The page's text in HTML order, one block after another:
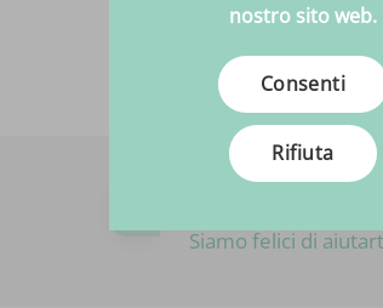
Siamo felici di
nostro sito web.
Consenti
Rifiuta